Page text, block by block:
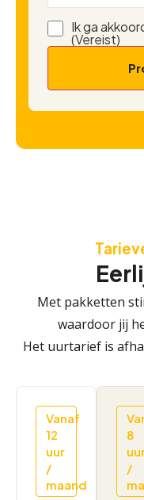
Instemming
Ik ga
(Vereist)
Met pakketten
waardoor jij
Het uurtarief is
Vanaf
12
uur
/
maand
8
/